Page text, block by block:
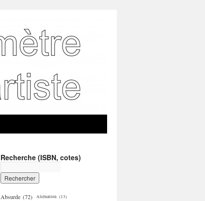
Recherche (ISBN, cotes)
Absurde (72) Aliénation (13)